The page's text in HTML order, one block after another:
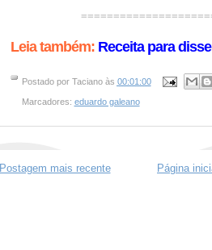
Leia também: Receita para
Postado por Taciano às 00:01:00
Marcadores: eduardo galeano
Postagem mais recente Página